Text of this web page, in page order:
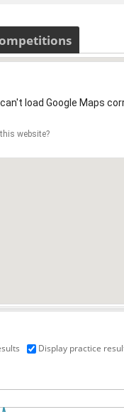
load Google Maps
website?
Display practice